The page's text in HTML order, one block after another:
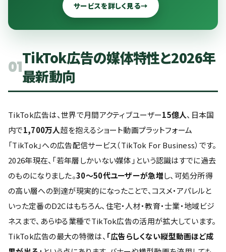
サービスを詳しく見る→
01TikTok広告の媒体特性と2026年
最新動向
TikTok広告は、世界で月間アクティブユーザー15億人、日本国
内で1,700万人超を抱えるショート動画プラットフォーム
「TikTok」への広告配信サービス（TikTok For Business）です。
2026年現在、「若年層しかいない媒体」という認識はすでに過去
のものになりました。30〜50代ユーザーが急増し、可処分所得
の高い層への到達が現実的になったことで、コスメ・アパレルと
いった定番のD2Cはもちろん、住宅・人材・教育・士業・地域ビジ
ネスまで、あらゆる業種でTikTok広告の活用が拡大しています。
TikTok広告の最大の特徴は、 「広告らしくない縦型動画ほど成